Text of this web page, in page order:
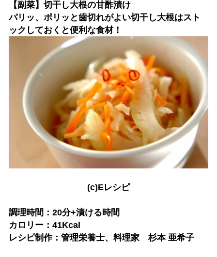
【副菜】切干し大根の甘酢漬け
パリッ、ポリッと歯切れがよい切干し大根はスト
ックしておくと便利な食材！
(c)Eレシピ
調理時間：20分+漬ける時間
カロリー：41Kcal
レシピ制作：管理栄養士、料理家 杉本 亜希子